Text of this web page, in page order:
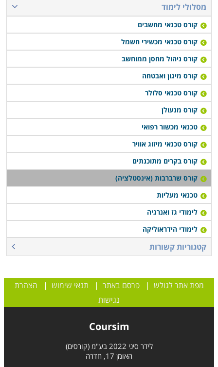
מסלולי לימוד
קורס טכנאי מחשבים
קורס טכנאי מכשירי חשמל
קורס ניהול מחסן ממוחשב
קורס מיגון ואבטחה
קורס טכנאי סלולר
קורס מנעולן
טכנאי מכשור רפואי
קורס טכנאי מיזוג אוויר
קורס בקרים מתוכנתים
קורס שרברבות (אינסטלציה)
טכנאי מעליות
לימודי גז ואנרגיה
לימודי הידראוליקה
קטגוריות קשורות
מפת אתר לגולש |פרסם באתר | תנאי שימוש | הצהרת
נגישות
Coursim
לידר סיני 2022 בע"מ (קורסים)
האומן 17, חדרה